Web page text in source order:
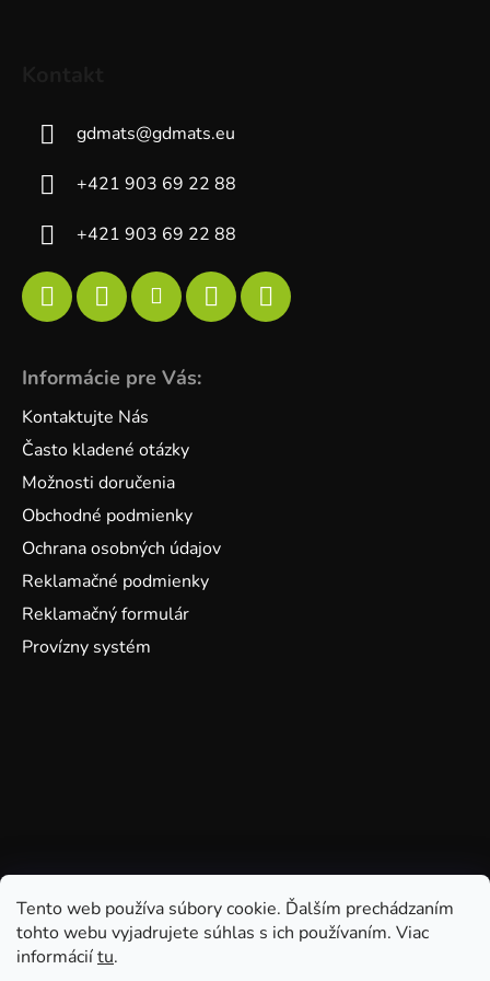
Tento web používa súbory cookie. Ďalším prechádzaním
tohto webu vyjadrujete súhlas s ich používaním. Viac
informáciítu.
gdmats@gdmats.eu
+421 903 69 22 88
+421 903 69 22 88
Informácie pre Vás:
Kontaktujte Nás
Často kladené otázky
Možnosti doručenia
Obchodné podmienky
Ochrana osobných údajov
Reklamačné podmienky
Reklamačný formulár
Provízny systém